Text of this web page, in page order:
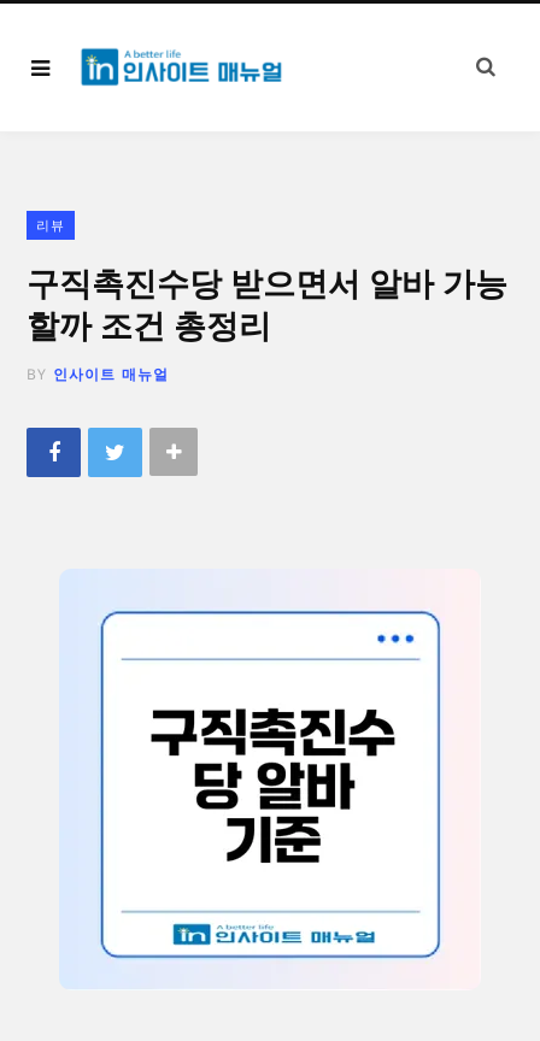
리뷰
구직촉진수당 받으면서 알바 가능
할까 조건 총정리
BY 인사이트 매뉴얼